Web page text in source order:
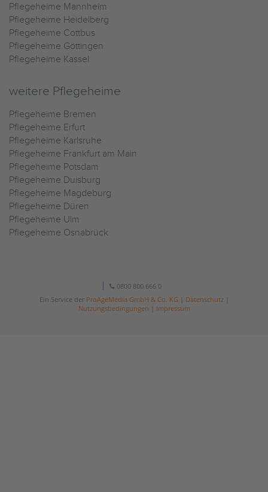
Pflegeheime Mannheim
Pflegeheime Heidelberg
Pflegeheime Cottbus
Pflegeheime Göttingen
Pflegeheime Kassel
weitere Pflegeheime
Pflegeheime Bremen
Pflegeheime Erfurt
Pflegeheime Karlsruhe
Pflegeheime Frankfurt am Main
Pflegeheime Potsdam
Pflegeheime Duisburg
Pflegeheime Magdeburg
Pflegeheime Düren
Pflegeheime Ulm
Pflegeheime Osnabrück
0800 800 666 0
Ein Service der ProAgeMedia GmbH & Co. KG Datenschutz|
Nutzungsbedingungen
Impressum